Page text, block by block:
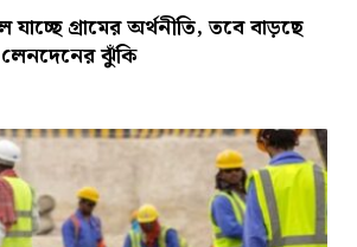
যাচ্ছে গ্রামের অর্থনীতি, তবে বাড়ছে
লেনদেনের ঝুঁকি